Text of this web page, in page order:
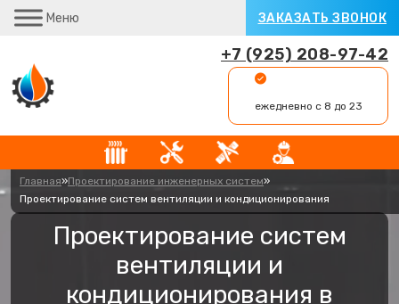
Меню ЗАКАЗАТЬ ЗВОНОК
+7 (925) 208-97-42
ежедневно с 8 до 23
Главная»Проектирование инженерных систем»
Проектирование систем вентиляции и кондиционирования
Проектирование систем
вентиляции и
кондиционирования в